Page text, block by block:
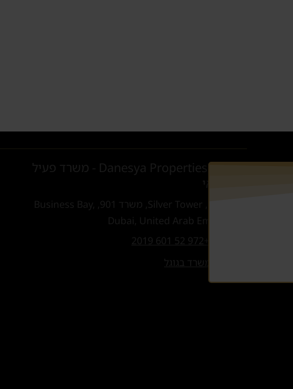
Danesya Properties L.L.C - משרד פעיל
קומה 9, Silver Tower, משרד 901, Business Bay,
Dubai, United Arab Emirates
ניווט למשרד בגוגל